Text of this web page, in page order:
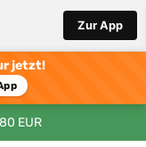
Zur App
jetzt!
EUR